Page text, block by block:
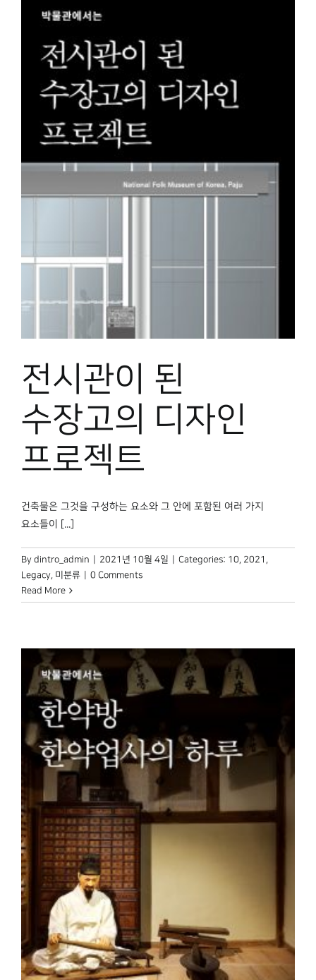
전시관이 된
수장고의 디자인
프로젝트
건축물은 그것을 구성하는 요소와 그 안에 포함된 여러 가지
요소들이 [...]
By dintro_admin 2021년 10월 4일 Categories: 10, 2021 ,
Legacy, 미분류
0 Comments
Read More